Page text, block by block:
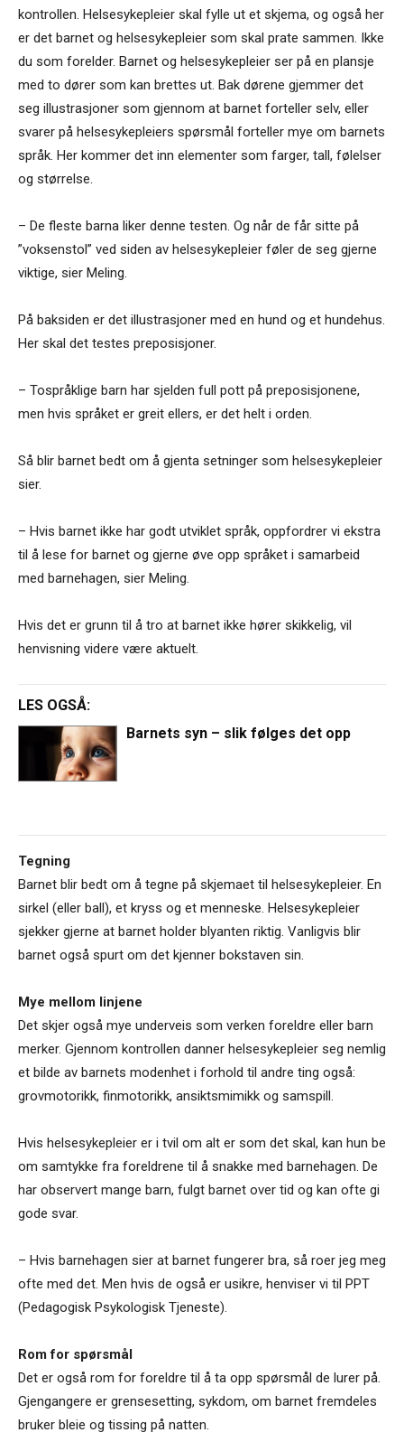
kontrollen. Helsesykepleier skal fylle ut et skjema, og også her
er det barnet og helsesykepleier som skal prate sammen. Ikke
du som forelder. Barnet og helsesykepleier ser på en plansje
med to dører som kan brettes ut. Bak dørene gjemmer det
seg illustrasjoner som gjennom at barnet forteller selv, eller
svarer på helsesykepleiers spørsmål forteller mye om barnets
språk. Her kommer det inn elementer som farger, tall, følelser
og størrelse.
– De fleste barna liker denne testen. Og når de får sitte på
”voksenstol” ved siden av helsesykepleier føler de seg gjerne
viktige, sier Meling.
På baksiden er det illustrasjoner med en hund og et hundehus.
Her skal det testes preposisjoner.
– Tospråklige barn har sjelden full pott på preposisjonene,
men hvis språket er greit ellers, er det helt i orden.
Så blir barnet bedt om å gjenta setninger som helsesykepleier
sier.
– Hvis barnet ikke har godt utviklet språk, oppfordrer vi ekstra
til å lese for barnet og gjerne øve opp språket i samarbeid
med barnehagen, sier Meling.
Hvis det er grunn til å tro at barnet ikke hører skikkelig, vil
henvisning videre være aktuelt.
LES OGSÅ:
Barnets syn – slik følges det opp
Tegning
Barnet blir bedt om å tegne på skjemaet til helsesykepleier. En
sirkel (eller ball), et kryss og et menneske. Helsesykepleier
sjekker gjerne at barnet holder blyanten riktig. Vanligvis blir
barnet også spurt om det kjenner bokstaven sin.
Mye mellom linjene
Det skjer også mye underveis som verken foreldre eller barn
merker. Gjennom kontrollen danner helsesykepleier seg nemlig
et bilde av barnets modenhet i forhold til andre ting også:
grovmotorikk, finmotorikk, ansiktsmimikk og samspill.
Hvis helsesykepleier er i tvil om alt er som det skal, kan hun be
om samtykke fra foreldrene til å snakke med barnehagen. De
har observert mange barn, fulgt barnet over tid og kan ofte gi
gode svar.
– Hvis barnehagen sier at barnet fungerer bra, så roer jeg meg
ofte med det. Men hvis de også er usikre, henviser vi til PPT
(Pedagogisk Psykologisk Tjeneste).
Rom for spørsmål
Det er også rom for foreldre til å ta opp spørsmål de lurer på.
Gjengangere er grensesetting, sykdom, om barnet fremdeles
bruker bleie og tissing på natten.